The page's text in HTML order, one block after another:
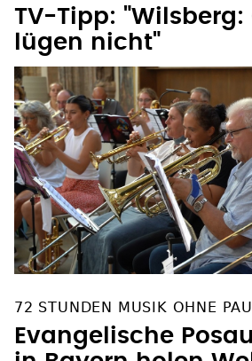
TV-Tipp: "Wilsberg:
lügen nicht"
72 STUNDEN MUSIK OHNE
Evangelische